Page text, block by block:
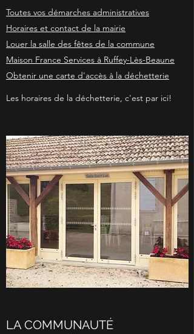
Toutes vos démarches administratives
Horaires et contact de la mairie
Louer la salle des fêtes de la commune
Maison France Services à Ruffey-Lès-Beaune
Obtenir une carte d'accès à la déchetterie
Les horaires de la déchetterie, c'est par ici!
LA COMMUNAUTÉ